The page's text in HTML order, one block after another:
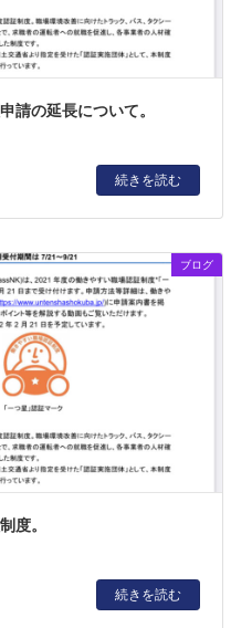
請の延長について。
続きを読む
ブログ
度。
続きを読む